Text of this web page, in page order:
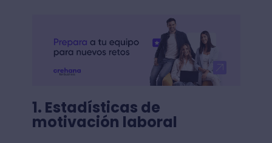
1. Estadísticas de
motivación laboral